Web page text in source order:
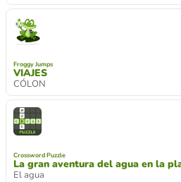
Froggy Jumps
VIAJES
CÓLON
Crossword Puzzle
La gran aventura del agua en la
El agua